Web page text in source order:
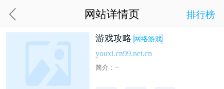
网站详情页 排行榜
游戏攻略 网络游戏
youxi.cn99.net.cn
简介：--